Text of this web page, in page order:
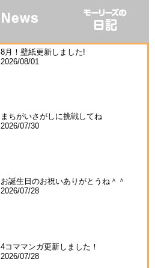
8月！壁紙更新しました!
2026/08/01
まちがいさがしに挑戦してね
2026/07/30
お誕生日のお祝いありがとうね＾＾
2026/07/28
4コママンガ更新しました！
2026/07/28